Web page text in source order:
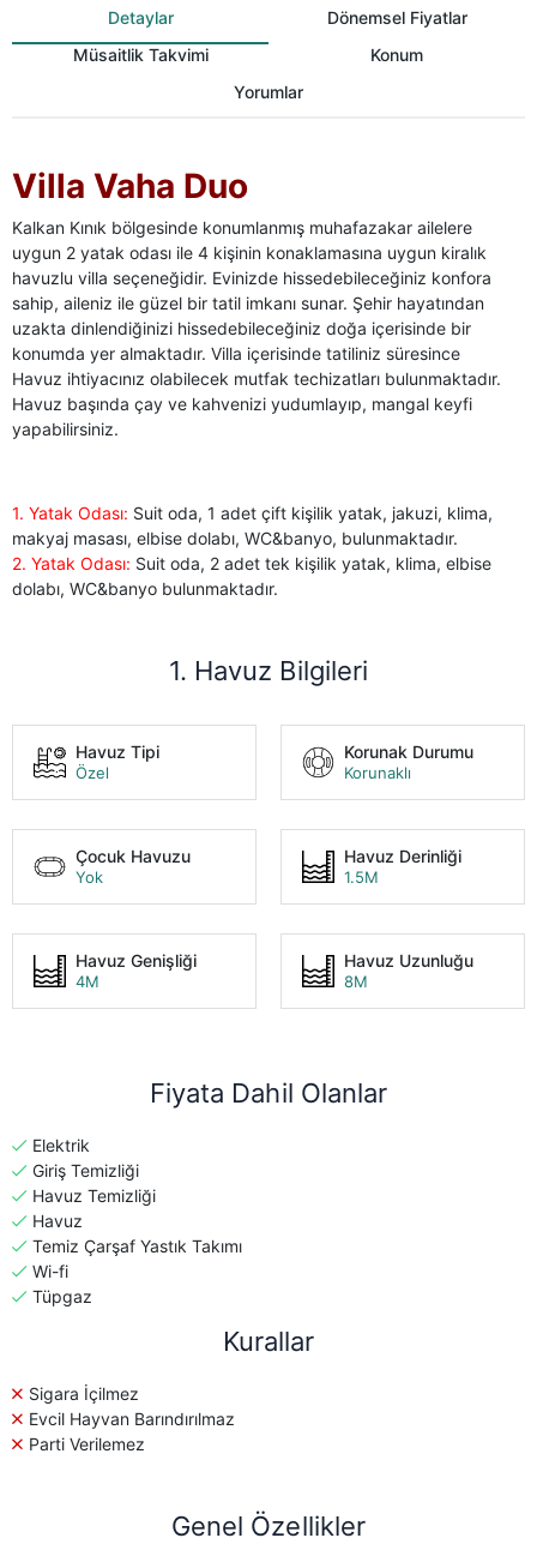
Detaylar
Dönemsel Fiyatlar
Müsaitlik Takvimi
Konum
Yorumlar
Villa Vaha Duo
Kalkan Kınık bölgesinde konumlanmış muhafazakar ailelere
uygun 2 yatak odası ile 4 kişinin konaklamasına uygun kiralık
havuzlu villa seçeneğidir. Evinizde hissedebileceğiniz konfora
sahip, aileniz ile güzel bir tatil imkanı sunar. Şehir hayatından
uzakta dinlendiğinizi hissedebileceğiniz doğa içerisinde bir
konumda yer almaktadır. Villa içerisinde tatiliniz süresince
Havuz ihtiyacınız olabilecek mutfak techizatları bulunmaktadır.
Havuz başında çay ve kahvenizi yudumlayıp, mangal keyfi
yapabilirsiniz.
1. Yatak Odası: Suit oda, 1 adet çift kişilik yatak, jakuzi, klima,
makyaj masası, elbise dolabı, WC&banyo, bulunmaktadır.
2. Yatak Odası: Suit oda, 2 adet tek kişilik yatak, klima, elbise
dolabı, WC&banyo bulunmaktadır.
1. Havuz Bilgileri
Havuz Tipi
Özel
Korunak Durumu
Korunaklı
Çocuk Havuzu
Yok
Havuz Derinliği
1.5M
Havuz Genişliği
4M
Havuz Uzunluğu
8M
Fiyata Dahil Olanlar
Elektrik
Giriş Temizliği
Havuz Temizliği
Havuz
Temiz Çarşaf Yastık Takımı
Wi-fi
Tüpgaz
Kurallar
Sigara İçilmez
Evcil Hayvan Barındırılmaz
Parti Verilemez
Genel Özellikler